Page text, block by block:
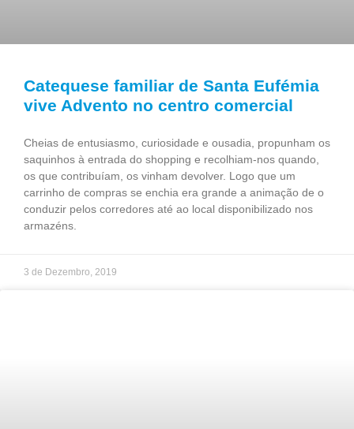
Catequese familiar de Santa Eufémia
vive Advento no centro comercial
Cheias de entusiasmo, curiosidade e ousadia, propunham os
saquinhos à entrada do shopping e recolhiam-nos quando,
os que contribuíam, os vinham devolver. Logo que um
carrinho de compras se enchia era grande a animação de o
conduzir pelos corredores até ao local disponibilizado nos
armazéns.
3 de Dezembro, 2019